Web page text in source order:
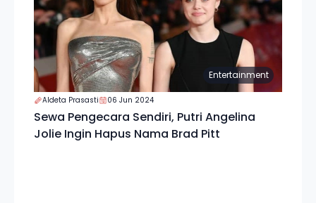
Entertainment
Aldeta Prasasti 06 Jun 2024
Sewa Pengecara Sendiri, Putri Angelina
Jolie Ingin Hapus Nama Brad Pitt